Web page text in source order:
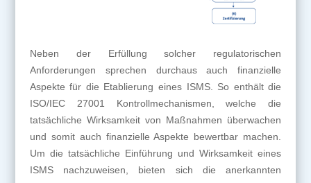
Neben der Erfüllung solcher regulatorischen
Anforderungen sprechen durchaus auch finanzielle
Aspekte für die Etablierung eines ISMS. So enthält die
ISO/IEC 27001 Kontrollmechanismen, welche die
tatsächliche Wirksamkeit von Maßnahmen überwachen
und somit auch finanzielle Aspekte bewertbar machen.
Um die tatsächliche Einführung und Wirksamkeit eines
ISMS nachzuweisen, bieten sich die anerkannten